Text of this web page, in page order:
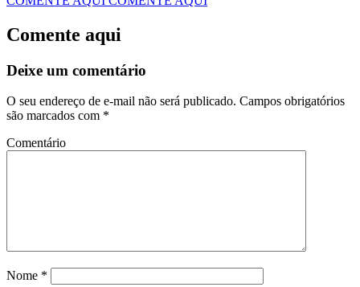
Comente aqui
Deixe um comentário
O seu endereço de e-mail não será publicado. Campos obrigatórios
são marcados com *
Comentário
Nome *